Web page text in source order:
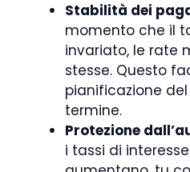
Stabilità dei
momento che il
invariato, le rate
stesse. Questo
pianificazione
termine.
Protezione
i tassi di